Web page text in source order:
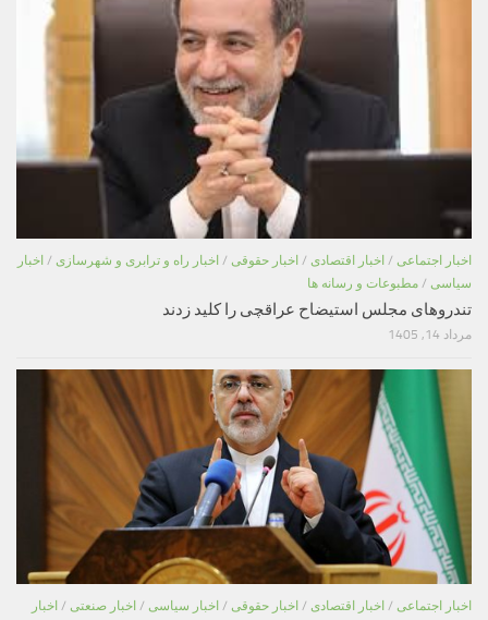
اخبار اجتماعی / اخبار اقتصادی / اخبار حقوقی / اخبار راه و ترابری و شهرسازی / اخبار
سیاسی / مطبوعات و رسانه ها
تندروهای مجلس استیضاح عراقچی را کلید زدند
مرداد 14, 1405
اخبار اجتماعی / اخبار اقتصادی / اخبار حقوقی / اخبار سیاسی / اخبار صنعتی / اخبار